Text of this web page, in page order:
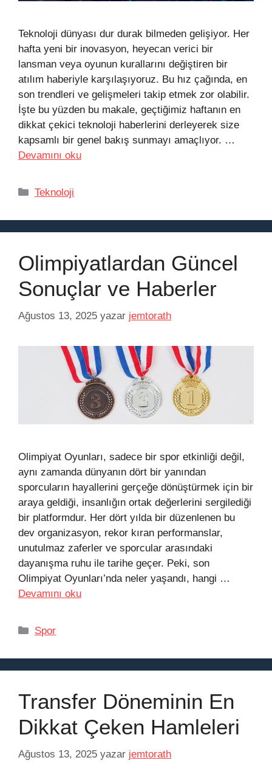
Teknoloji dünyası dur durak bilmeden gelişiyor. Her
hafta yeni bir inovasyon, heyecan verici bir
lansman veya oyunun kurallarını değiştiren bir
atılım haberiyle karşılaşıyoruz. Bu hız çağında, en
son trendleri ve gelişmeleri takip etmek zor olabilir.
İşte bu yüzden bu makale, geçtiğimiz haftanın en
dikkat çekici teknoloji haberlerini derleyerek size
kapsamlı bir genel bakış sunmayı amaçlıyor. …
Devamını oku
Kategoriler
Teknoloji
Olimpiyatlardan Güncel
Sonuçlar ve Haberler
Ağustos 13, 2025 yazar jemtorath
Olimpiyat Oyunları, sadece bir spor etkinliği değil,
aynı zamanda dünyanın dört bir yanından
sporcuların hayallerini gerçeğe dönüştürmek için bir
araya geldiği, insanlığın ortak değerlerini sergilediği
bir platformdur. Her dört yılda bir düzenlenen bu
dev organizasyon, rekor kıran performanslar,
unutulmaz zaferler ve sporcular arasındaki
dayanışma ruhu ile tarihe geçer. Peki, son
Olimpiyat Oyunları’nda neler yaşandı, hangi …
Devamını oku
Kategoriler
Spor
Transfer Döneminin En
Dikkat Çeken Hamleleri
Ağustos 13, 2025 yazar jemtorath